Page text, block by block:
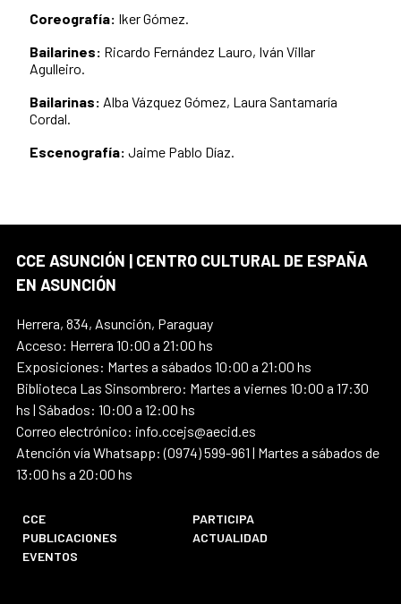
Coreografía: Iker Gómez.
Bailarines: Ricardo Fernández Lauro, Iván Villar
Agulleiro.
Bailarinas: Alba Vázquez Gómez, Laura Santamaría
Cordal.
Escenografía: Jaime Pablo Díaz.
CCE ASUNCIÓN | CENTRO CULTURAL DE ESPAÑA
EN ASUNCIÓN
Herrera, 834, Asunción, Paraguay
Acceso: Herrera 10:00 a 21:00 hs
Exposiciones: Martes a sábados 10:00 a 21:00 hs
Biblioteca Las Sinsombrero: Martes a viernes 10:00 a 17:30
hs | Sábados: 10:00 a 12:00 hs
Correo electrónico: info.ccejs@aecid.es
Atención vía Whatsapp: (0974) 599-961 | Martes a sábados de
13:00 hs a 20:00 hs
CCE
PARTICIPA
PUBLICACIONES
ACTUALIDAD
EVENTOS